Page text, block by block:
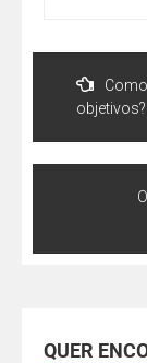
objetivos?
QUER